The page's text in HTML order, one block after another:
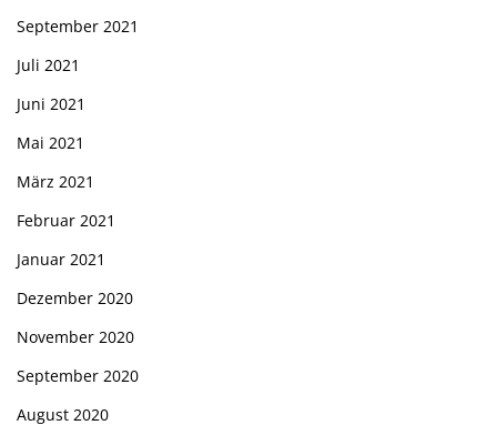
September 2021
Juli 2021
Juni 2021
Mai 2021
März 2021
Februar 2021
Januar 2021
Dezember 2020
November 2020
September 2020
August 2020